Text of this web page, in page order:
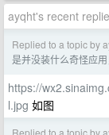
ayqht's recent
Replied to a topic by
是并没装什么奇怪应
https://
l.jpg 如图
Replied to a topic by